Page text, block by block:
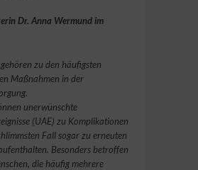
Dr. Anna Wermund im
zu den häufigsten
Maßnahmen in der
unerwünschte
(UAE) zu Komplikationen
Fall sogar zu erneuten
Besonders betroffen
die häufig mehrere